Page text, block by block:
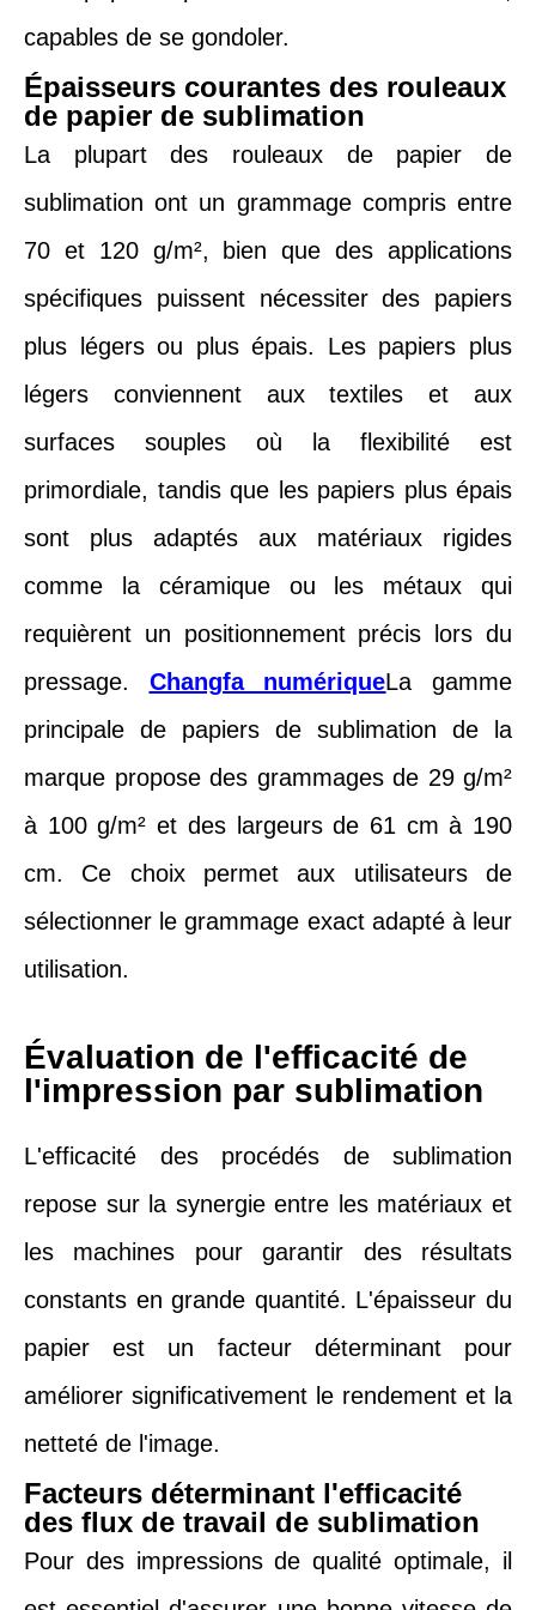
capables de se gondoler.
Épaisseurs courantes des rouleaux
de papier de sublimation
La plupart des rouleaux de papier de
sublimation ont un grammage compris entre
70 et 120 g/m², bien que des applications
spécifiques puissent nécessiter des papiers
plus légers ou plus épais. Les papiers plus
légers conviennent aux textiles et aux
surfaces souples où la flexibilité est
primordiale, tandis que les papiers plus épais
sont plus adaptés aux matériaux rigides
comme la céramique ou les métaux qui
requièrent un positionnement précis lors du
pressage. Changfa numériqueLa gamme
principale de papiers de sublimation de la
marque propose des grammages de 29 g/m²
à 100 g/m² et des largeurs de 61 cm à 190
cm. Ce choix permet aux utilisateurs de
sélectionner le grammage exact adapté à leur
utilisation.
Évaluation de l'efficacité de
l'impression par sublimation
L'efficacité des procédés de sublimation
repose sur la synergie entre les matériaux et
les machines pour garantir des résultats
constants en grande quantité. L'épaisseur du
papier est un facteur déterminant pour
améliorer significativement le rendement et la
netteté de l'image.
Facteurs déterminant l'efficacité
des flux de travail de sublimation
Pour des impressions de qualité optimale, il